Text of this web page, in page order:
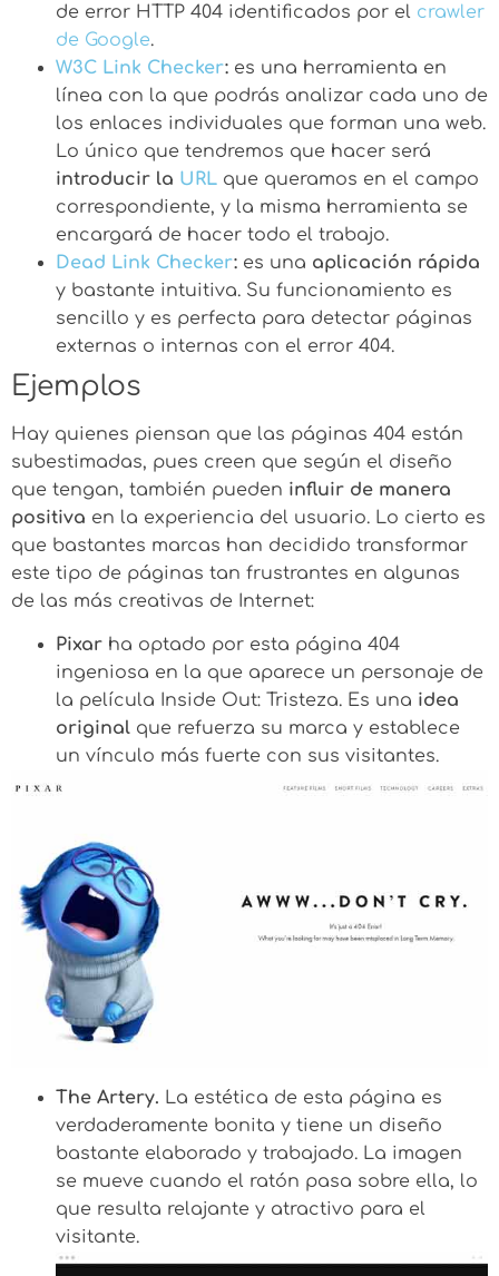
de error HTTP 404 identificados por el crawler
de Google.
W3C Link Checker: es una herramienta en
línea con la que podrás analizar cada uno de
los enlaces individuales que forman una web.
Lo único que tendremos que hacer será
introducir la URL que queramos en el campo
correspondiente, y la misma herramienta se
encargará de hacer todo el trabajo.
Dead Link Checker: es una aplicación rápida
y bastante intuitiva. Su funcionamiento es
sencillo y es perfecta para detectar páginas
externas o internas con el error 404.
Ejemplos
Hay quienes piensan que las páginas 404 están
subestimadas, pues creen que según el diseño
que tengan, también pueden influir de manera
positiva en la experiencia del usuario. Lo cierto es
que bastantes marcas han decidido transformar
este tipo de páginas tan frustrantes en algunas
de las más creativas de Internet:
Pixar ha optado por esta página 404
ingeniosa en la que aparece un personaje de
la película Inside Out: Tristeza. Es una idea
original que refuerza su marca y establece
un vínculo más fuerte con sus visitantes.
The Artery. La estética de esta página es
verdaderamente bonita y tiene un diseño
bastante elaborado y trabajado. La imagen
se mueve cuando el ratón pasa sobre ella, lo
que resulta relajante y atractivo para el
visitante.